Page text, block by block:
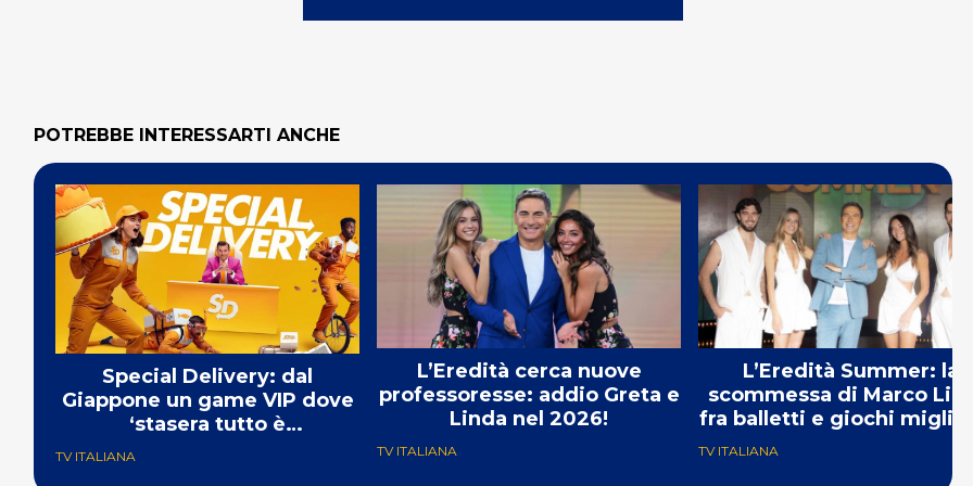
POTREBBE INTERESSARTI ANCHE
Special Delivery: dal
Giappone un game VIP dove
‘stasera tutto è
TV ITALIANA
L’Eredità cerca nuove
professoresse: addio Greta e
Linda nel 2026!
TV ITALIANA
L’Eredità Summer: la
scommessa di Marco
fra balletti e giochi
TV ITALIANA